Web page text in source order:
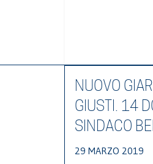
NUOVO
GIUSTI. 14
SINDACO
29 MARZO 2019